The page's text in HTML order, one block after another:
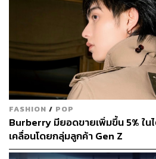
ABOUT THE
ถนัดกิจ จันกิเ
Content
THE
ธุรกิจ การตลา
โลกออฟไลน์และ
เคลื่อนไหวให้เ
ไอเดียใหม่ๆ
FASHION / POP
Burberry มียอดขายเพิ่มขึ้น 5% ใน
เคลื่อนโดยกลุ่มลูกค้า Gen Z